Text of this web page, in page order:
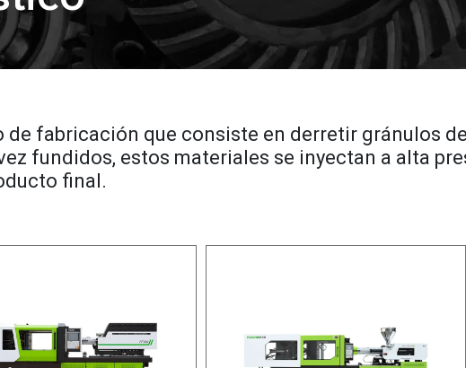
fabricación que consiste en derretir gránulos
fundidos, estos materiales se inyectan a alta
final.